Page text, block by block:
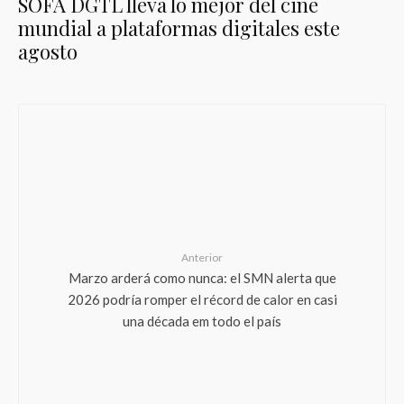
mundial a plataformas digitales este
agosto
Anterior
Marzo arderá como nunca: el SMN alerta que
2026 podría romper el récord de calor en casi
una década em todo el país